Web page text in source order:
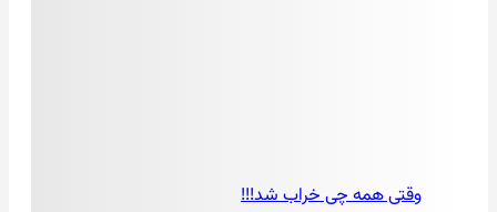
وقتی همه چی خراب شد!!!